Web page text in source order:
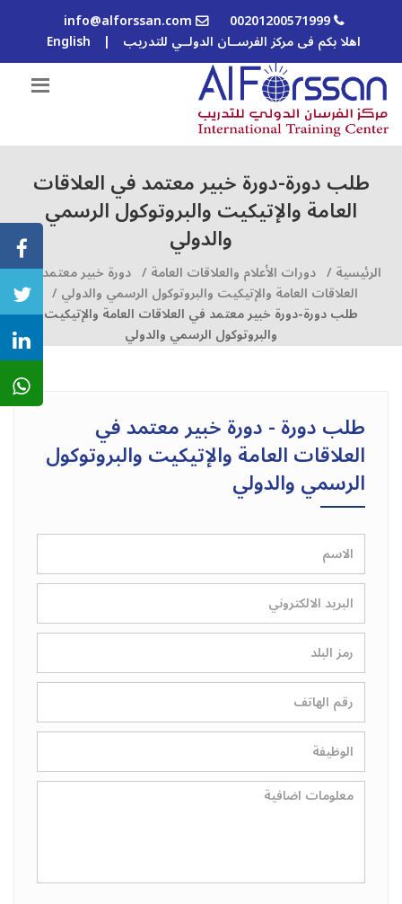
00201200571999
info@alforssan.com
اهلا بكم فى مركز الفرســان الدولــي للتدريب |
English
طلب دورة-دورة خبير معتمد في العلاقات
العامة والإتيكيت والبروتوكول الرسمي
والدولي
الرئيسية / دورات الأعلام والعلاقات العامة / دورة خبير معتمد في
العلاقات العامة والإتيكيت والبروتوكول الرسمي والدولي /
طلب دورة-دورة خبير معتمد في العلاقات العامة والإتيكيت
والبروتوكول الرسمي والدولي
طلب دورة - دورة خبير معتمد في
العلاقات العامة والإتيكيت والبروتوكول
الرسمي والدولي